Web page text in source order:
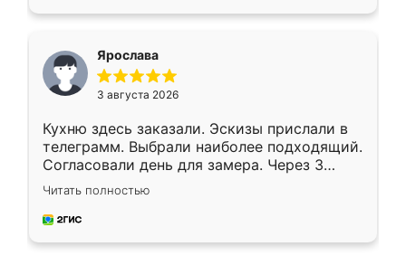
Ярослава
3 августа 2026
Кухню здесь заказали. Эскизы прислали в
телеграмм. Выбрали наиболее подходящий.
Согласовали день для замера. Через 3
недели кухня была уже готова. Остались
довольны работой. Спасибо Ренессанс
мебель за качественную работу!
Читать полностью